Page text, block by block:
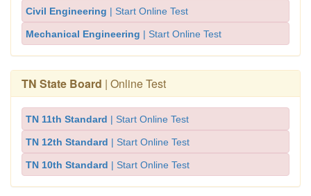
Civil Engineering | Start Online Test
Mechanical Engineering | Start Online Test
TN State Board | Online Test
TN 11th Standard | Start Online Test
TN 12th Standard | Start Online Test
TN 10th Standard | Start Online Test